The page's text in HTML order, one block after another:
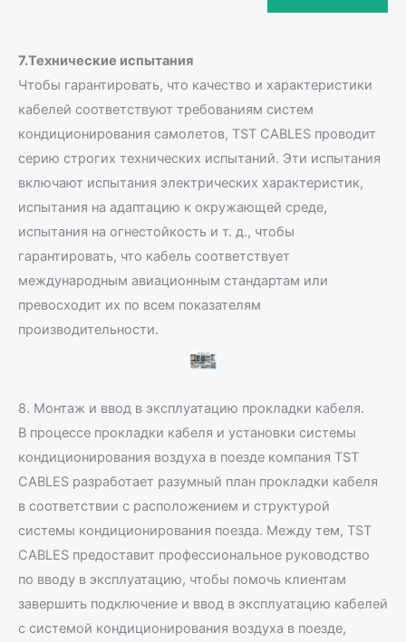
7.Технические испытания
Чтобы гарантировать, что качество и характеристики
кабелей соответствуют требованиям систем
кондиционирования самолетов, TST CABLES проводит
серию строгих технических испытаний. Эти испытания
включают испытания электрических характеристик,
испытания на адаптацию к окружающей среде,
испытания на огнестойкость и т. д., чтобы
гарантировать, что кабель соответствует
международным авиационным стандартам или
превосходит их по всем показателям
производительности.
8. Монтаж и ввод в эксплуатацию прокладки кабеля.
В процессе прокладки кабеля и установки системы
кондиционирования воздуха в поезде компания TST
CABLES разработает разумный план прокладки кабеля
в соответствии с расположением и структурой
системы кондиционирования поезда. Между тем, TST
CABLES предоставит профессиональное руководство
по вводу в эксплуатацию, чтобы помочь клиентам
завершить подключение и ввод в эксплуатацию кабелей
с системой кондиционирования воздуха в поезде,